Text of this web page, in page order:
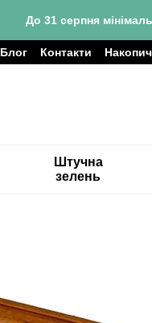
До 31 серпня
Блог Контакти
Штучна
зелень